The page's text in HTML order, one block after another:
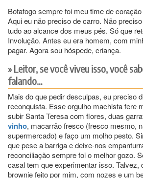
Botafogo sempre foi meu time de
Aqui eu não preciso de carro. Não
tudo ao alcance dos meus pés. Só que
Involução. Antes eu era homem, com
pagar. Agora sou hóspede, criança.
Leitor, se você viveu isso, você
falando…
Mais do que pedir desculpas, eu preciso
reconquista. Esse orgulho machista fere
subir Santa Teresa com flores, duas
vinho, macarrão fresco (fresco mesmo,
supermercado) e faço um molho pesto.
que pese a barriga e deixe-nos
reconciliação sempre foi o melhor gozo.
casal tem que experimentar isso. Talvez,
brownie feito por mim, com nozes e um